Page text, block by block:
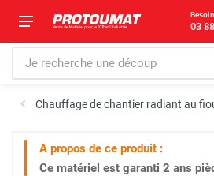
03
Chauffage de chantier radiant au
A propos de ce produit :
Ce matériel est garanti 2 ans